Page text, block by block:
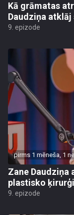
Kā grāmatas
Daudziņa
9. epizode
pirms 1 mēneša, 1
Zane
plastisko
9. epizode